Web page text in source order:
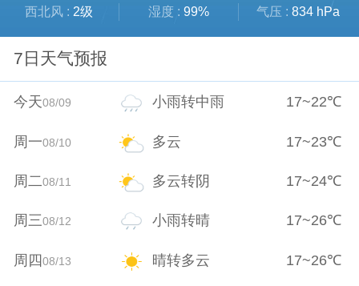
西北风 : 2级 湿度 : 99% 气压 : 834 hPa
7日天气预报
今天08/09 小雨转中雨 17~22℃
周一08/10 多云 17~23℃
周二08/11 多云转阴 17~24℃
周三08/12 小雨转晴 17~26℃
周四08/13 晴转多云 17~26℃